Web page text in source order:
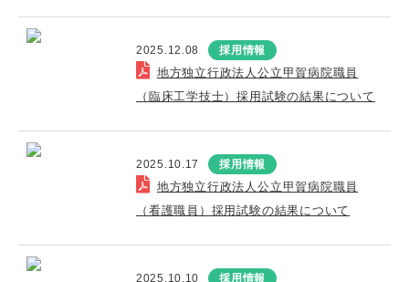
2025.12.08 採用情報
地方独立行政法人公立甲賀病院職員
（臨床工学技士）採用試験の結果について
2025.10.17 採用情報
地方独立行政法人公立甲賀病院職員
（看護職員）採用試験の結果について
2025.10.10 採用情報